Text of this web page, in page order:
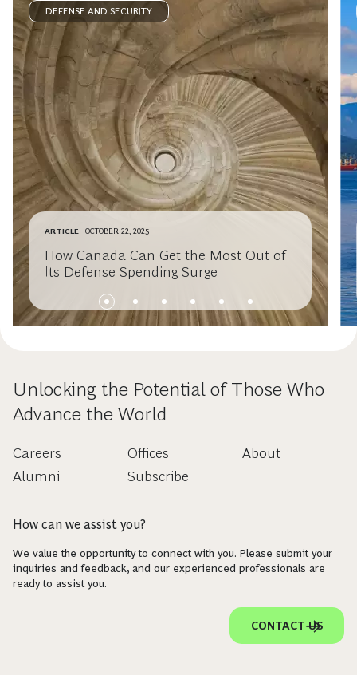
DEFENSE AND SECURITY
ARTICLE OCTOBER 22, 2025
How Canada Can Get the Most Out of
Its Defense Spending Surge
Unlocking the Potential of Those Who
Advance the World
Careers
Alumni
Offices
Subscribe
About
How can we assist you?
We value the opportunity to connect with you. Please submit your
inquiries and feedback, and our experienced professionals are
ready to assist you.
CONTACT US